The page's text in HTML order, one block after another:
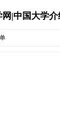
|中国大学